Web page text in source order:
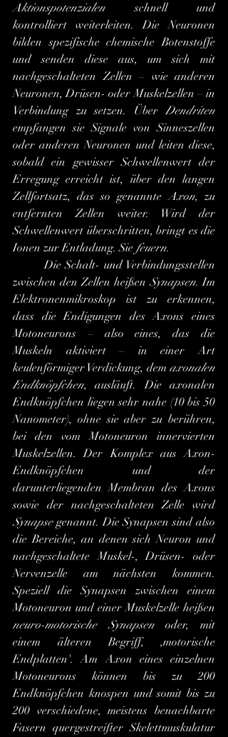
Aktionspotenzialen schnell und
kontrolliert weiterleiten. Die Neuronen
bilden spezifische chemische Botenstoffe
und senden diese aus, um sich mit
nachgeschalteten Zellen – wie anderen
Neuronen, Drüsen- oder Muskelzellen – in
Verbindung zu setzen. Über Dendriten
empfangen sie Signale von Sinneszellen
oder anderen Neuronen und leiten diese,
sobald ein gewisser Schwellenwert der
Erregung erreicht ist, über den langen
Zellfortsatz, das so genannte Axon, zu
entfernten Zellen weiter. Wird der
Schwellenwert überschritten, bringt es die
Ionen zur Entladung. Sie feuern.
zwischen den Zellen heißen Synapsen. Im
Elektronenmikroskop ist zu erkennen,
dass die Endigungen des Axons eines
Motoneurons – also eines, das die
Muskeln aktiviert – in einer Art
keulenförmiger Verdickung, dem axonalen
Endknöpfchen, ausläuft. Die axonalen
Endknöpfchen liegen sehr nahe (10 bis 50
Nanometer), ohne sie aber zu berühren,
bei den vom Motoneuron innervierten
Muskelzellen. Der Komplex aus Axon-
Endknöpfchen und der
darunterliegenden Membran des Axons
sowie der nachgeschalteten Zelle wird
Synapse genannt. Die Synapsen sind also
die Bereiche, an denen sich Neuron und
nachgeschaltete Muskel-, Drüsen- oder
Nervenzelle am nächsten kommen.
Speziell die Synapsen zwischen einem
neuro-motorische Synapsen oder, mit
einem älteren Begriff, ,motorische
Endplatten'. Am Axon eines einzelnen
Motoneurons können bis zu 200
Endknöpfchen knospen und somit bis zu
200 verschiedene, meistens benachbarte
Fasern quergestreifter Skelettmuskulatur